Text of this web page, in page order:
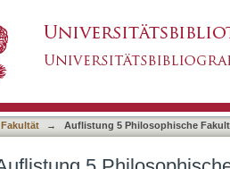
→ Auflistung 5 Philosophische